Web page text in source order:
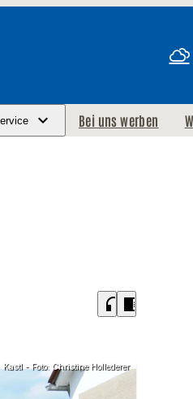
Bei uns werben
headphones chrome_reader_mode
Kastl - Foto: Christine Hollederer